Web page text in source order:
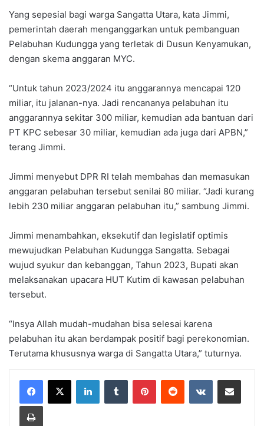
Yang sepesial bagi warga Sangatta Utara, kata Jimmi,
pemerintah daerah menganggarkan untuk pembanguan
Pelabuhan Kudungga yang terletak di Dusun Kenyamukan,
dengan skema anggaran MYC.
“Untuk tahun 2023/2024 itu anggarannya mencapai 120
miliar, itu jalanan-nya. Jadi rencananya pelabuhan itu
anggarannya sekitar 300 miliar, kemudian ada bantuan dari
PT KPC sebesar 30 miliar, kemudian ada juga dari APBN,”
terang Jimmi.
Jimmi menyebut DPR RI telah membahas dan memasukan
anggaran pelabuhan tersebut senilai 80 miliar. “Jadi kurang
lebih 230 miliar anggaran pelabuhan itu,” sambung Jimmi.
Jimmi menambahkan, eksekutif dan legislatif optimis
mewujudkan Pelabuhan Kudungga Sangatta. Sebagai
wujud syukur dan kebanggan, Tahun 2023, Bupati akan
melaksanakan upacara HUT Kutim di kawasan pelabuhan
tersebut.
“Insya Allah mudah-mudahan bisa selesai karena
pelabuhan itu akan berdampak positif bagi perekonomian.
Terutama khususnya warga di Sangatta Utara,” tuturnya.